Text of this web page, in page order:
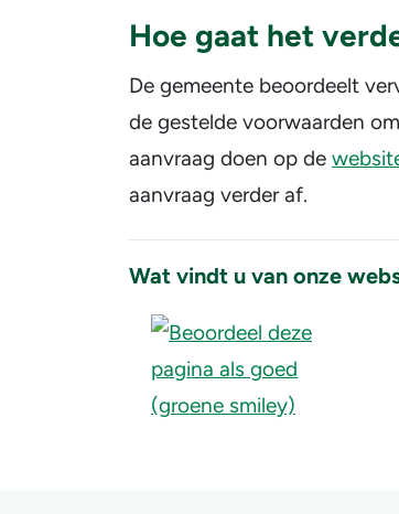
Hoe gaat het
De gemeente beoordeelt
de gestelde voorwaarden
aanvraag doen op de
aanvraag verder af.
Wat vindt u van onze